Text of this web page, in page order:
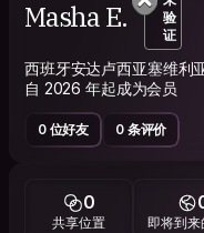
Masha E.
验
证
西班牙安达卢西亚塞维利
自 2026 年起成为会员
0 位好友 0 条评价
0
共享位置 即将到来